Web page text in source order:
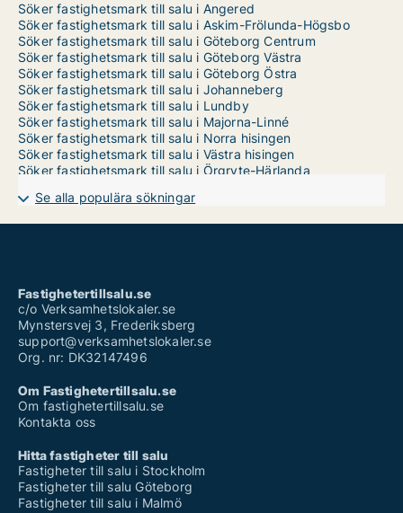
Söker fastighetsmark till salu i Angered
Söker fastighetsmark till salu i Askim-Frölunda-Högsbo
Söker fastighetsmark till salu i Göteborg Centrum
Söker fastighetsmark till salu i Göteborg Västra
Söker fastighetsmark till salu i Göteborg Östra
Söker fastighetsmark till salu i Johanneberg
Söker fastighetsmark till salu i Lundby
Söker fastighetsmark till salu i Majorna-Linné
Söker fastighetsmark till salu i Norra hisingen
Söker fastighetsmark till salu i Västra hisingen
Söker fastighetsmark till salu i Örgryte-Härlanda
Se alla populära sökningar
Fastighetertillsalu.se
c/o Verksamhetslokaler.se
Mynstersvej 3, Frederiksberg
support@verksamhetslokaler.se
Org. nr: DK32147496
Om Fastighetertillsalu.se
Om fastighetertillsalu.se
Kontakta oss
Hitta fastigheter till salu
Fastigheter till salu i Stockholm
Fastigheter till salu Göteborg
Fastigheter till salu i Malmö